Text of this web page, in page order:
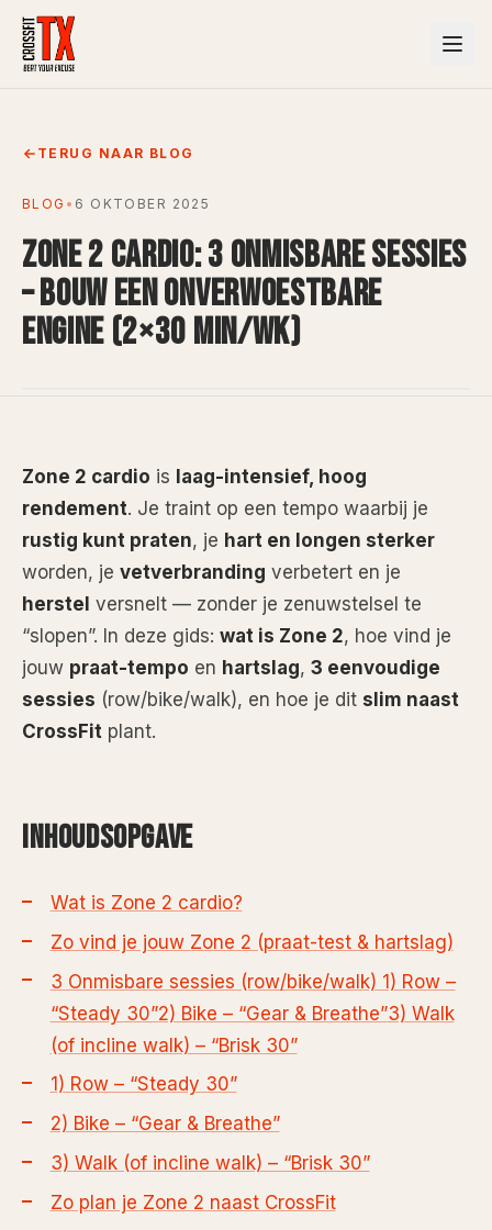
TERUG NAAR BLOG
BLOG • 6 OKTOBER 2025
ZONE 2 CARDIO: 3 ONMISBARE SESSIES
– BOUW EEN ONVERWOESTBARE
ENGINE (2×30 MIN/WK)
Zone 2 cardio is laag-intensief, hoog
rendement. Je traint op een tempo waarbij je
rustig kunt praten, je hart en longen sterker
worden, je vetverbranding verbetert en je
herstel versnelt — zonder je zenuwstelsel te
“slopen”. In deze gids: wat is Zone 2, hoe vind je
jouw praat-tempo en hartslag, 3 eenvoudige
sessies (row/bike/walk), en hoe je dit slim naast
CrossFit plant.
INHOUDSOPGAVE
Wat is Zone 2 cardio?
Zo vind je jouw Zone 2 (praat-test & hartslag)
3 Onmisbare sessies (row/bike/walk) 1) Row –
“Steady 30”2) Bike – “Gear & Breathe”3) Walk
(of incline walk) – “Brisk 30”
1) Row – “Steady 30”
2) Bike – “Gear & Breathe”
3) Walk (of incline walk) – “Brisk 30”
Zo plan je Zone 2 naast CrossFit